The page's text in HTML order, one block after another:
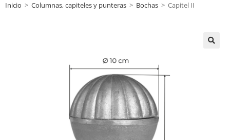
Inicio > Columnas, capiteles y punteras > Bochas > Capitel II